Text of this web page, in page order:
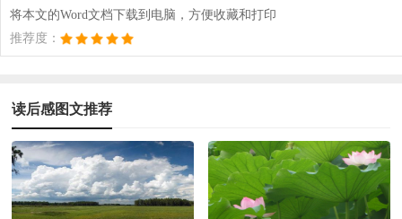
将本文的Word文档下载到电脑，方便收藏和打印
推荐度：
读后感图文推荐